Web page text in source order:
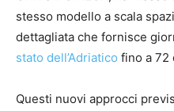
stesso modello a scala
dettagliata che fornisce
stato dell’Adriatico fino a 72
Questi nuovi approcci